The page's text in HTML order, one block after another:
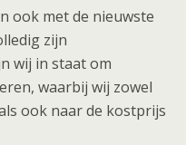
ook met de nieuwste
zijn
wij in staat om
waarbij wij zowel
ook naar de kostprijs